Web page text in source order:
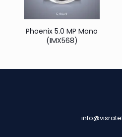
Phoenix 5.0 MP Mono
(IMX568)